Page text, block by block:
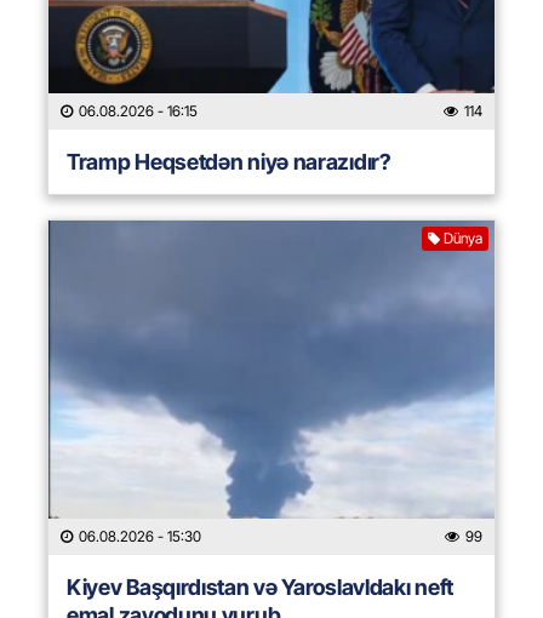
06.08.2026 - 16:15 114
Tramp Heqsetdən niyə narazıdır?
Dünya
06.08.2026 - 15:30 99
Kiyev Başqırdıstan və Yaroslavldakı neft